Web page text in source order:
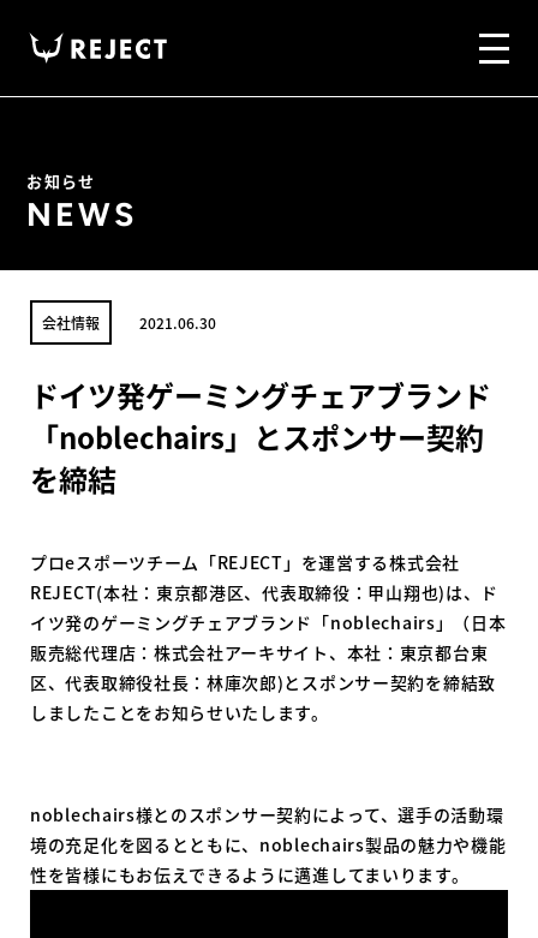
お知らせ
NEWS
会社情報 2021.06.30
ドイツ発ゲーミングチェアブランド
「noblechairs」とスポンサー契約
を締結
プロeスポーツチーム「REJECT」を運営する株式会社
REJECT(本社：東京都港区、代表取締役：甲山翔也)は、ド
イツ発のゲーミングチェアブランド「noblechairs」（日本
販売総代理店：株式会社アーキサイト、本社：東京都台東
区、代表取締役社長：林庫次郎)とスポンサー契約を締結致
しましたことをお知らせいたします。
noblechairs様とのスポンサー契約によって、選手の活動環
境の充足化を図るとともに、noblechairs製品の魅力や機能
性を皆様にもお伝えできるように邁進してまいります。